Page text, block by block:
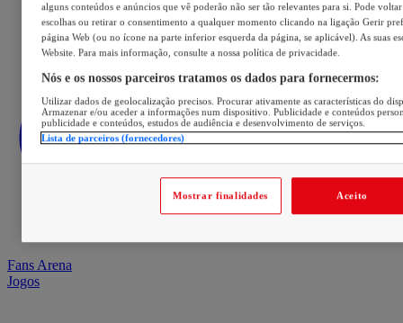
Fans Arena
Jogos
alguns conteúdos e anúncios que vê poderão não ser tão relevantes para si. Pode voltar
escolhas ou retirar o consentimento a qualquer momento clicando na ligação Gerir
página Web (ou no ícone na parte inferior esquerda da página, se aplicável). As suas
Website. Para mais informação, consulte a nossa política de privacidade.
Nós e os nossos parceiros tratamos os dados para fornecermos:
Utilizar dados de geolocalização precisos. Procurar ativamente as características do
Armazenar e/ou aceder a informações num dispositivo. Publicidade e conteúdos
publicidade e conteúdos, estudos de audiência e desenvolvimento de serviços.
Lista de parceiros (fornecedores)
Mostrar finalidades Aceito